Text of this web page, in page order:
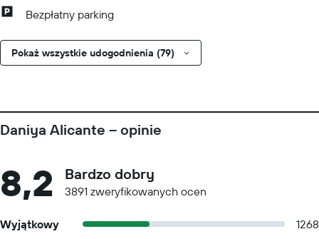
Bezpłatny parking
Pokaż wszystkie udogodnienia (79)
Daniya Alicante – opinie
8,2 Bardzo dobry
3891 zweryfikowanych ocen
Wyjątkowy 1268